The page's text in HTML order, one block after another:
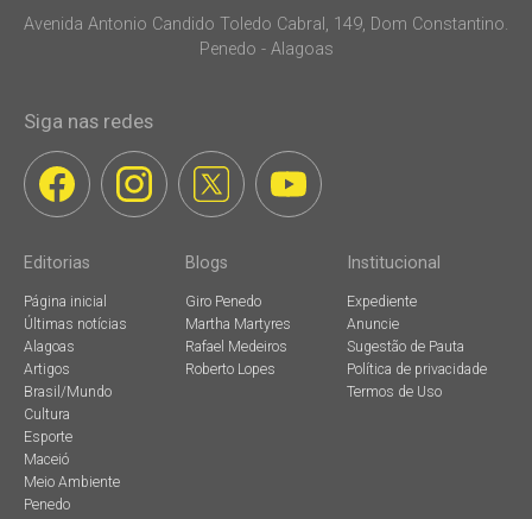
Avenida Antonio Candido Toledo Cabral, 149, Dom Constantino.
Penedo - Alagoas
Siga nas redes
Editorias
Página inicial
Últimas notícias
Alagoas
Artigos
Brasil/Mundo
Cultura
Esporte
Maceió
Meio Ambiente
Penedo
Blogs
Giro Penedo
Martha Martyres
Rafael Medeiros
Roberto Lopes
Institucional
Expediente
Anuncie
Sugestão de Pauta
Política de privacidade
Termos de Uso